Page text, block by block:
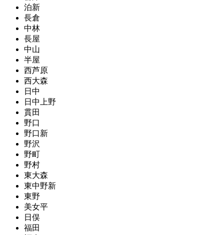
泊新
長倉
中林
長屋
中山
半屋
西芦原
西大森
日中
日中上野
貫田
野口
野口新
野沢
野町
野村
東大森
東中野新
東野
美女平
日俣
福田